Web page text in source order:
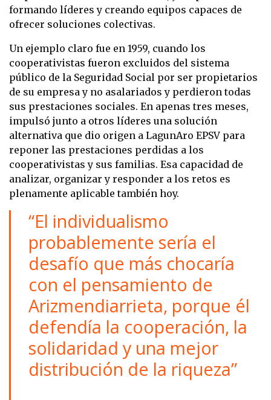
formando líderes y creando equipos capaces de
ofrecer soluciones colectivas.
Un ejemplo claro fue en 1959, cuando los
cooperativistas fueron excluidos del sistema
público de la Seguridad Social por ser propietarios
de su empresa y no asalariados y perdieron todas
sus prestaciones sociales. En apenas tres meses,
impulsó junto a otros líderes una solución
alternativa que dio origen a LagunAro EPSV para
reponer las prestaciones perdidas a los
cooperativistas y sus familias. Esa capacidad de
analizar, organizar y responder a los retos es
plenamente aplicable también hoy.
“El individualismo
probablemente sería el
desafío que más chocaría
con el pensamiento de
Arizmendiarrieta, porque él
defendía la cooperación, la
solidaridad y una mejor
distribución de la riqueza”